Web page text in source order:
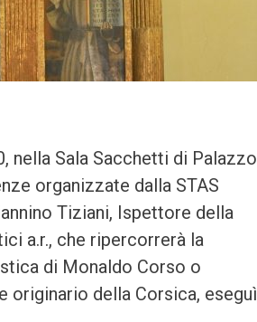
nella Sala Sacchetti di Palazzo
organizzate dalla STAS
Tiziani, Ispettore della
a.r., che ripercorrerà la
di Monaldo Corso o
originario della Corsica, eseguì